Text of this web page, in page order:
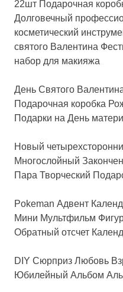
22шт Подарочная
Долговечный
косметический
святого Валентина
набор для макияжа
День Святого
Подарочная коробка
Подарки на День
Новый
Многослойный
Пара Творческий
Pokeman Адвент
Мини Мультфильм
Обратный отсчет
DIY Сюрприз Любовь
Юбилейный Альбом